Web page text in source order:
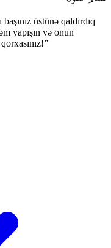
üstünə qaldırdıq
yapışın və onun